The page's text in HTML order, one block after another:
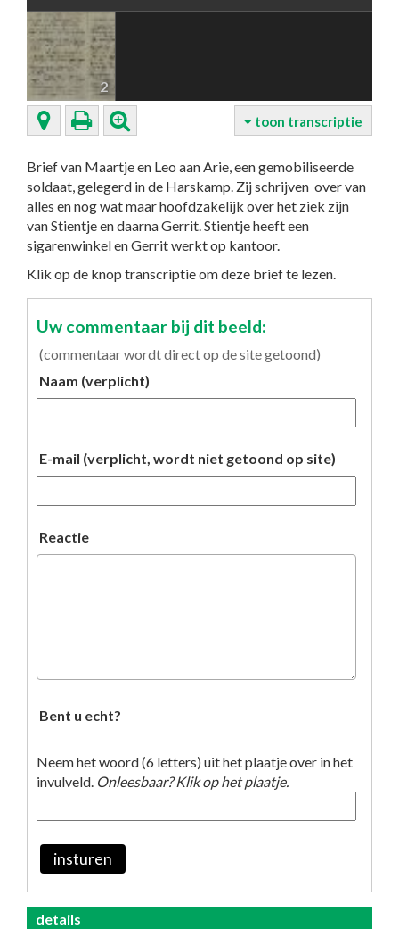
2
toon transcriptie
Brief van Maartje en Leo aan Arie, een gemobiliseerde
soldaat, gelegerd in de Harskamp. Zij schrijven over van
alles en nog wat maar hoofdzakelijk over het ziek zijn
van Stientje en daarna Gerrit. Stientje heeft een
sigarenwinkel en Gerrit werkt op kantoor.
Klik op de knop transcriptie om deze brief te lezen.
Uw commentaar bij dit beeld:
(commentaar wordt direct op de site getoond)
Naam (verplicht)
E-mail (verplicht, wordt niet getoond op site)
Reactie
Bent u echt?
Neem het woord (6 letters) uit het plaatje over in het
invulveld. Onleesbaar? Klik op het plaatje.
insturen
details